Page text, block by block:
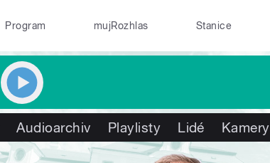
Program mujRozhlas Stanice
Audioarchiv Playlisty Lidé Kamery